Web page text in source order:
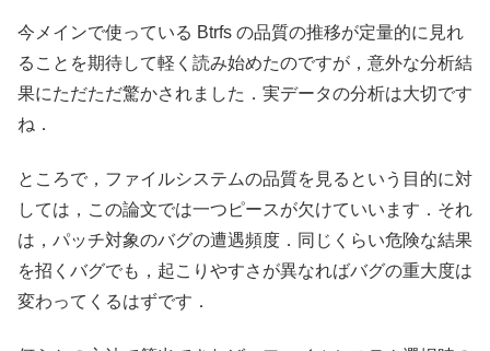
今メインで使っている Btrfs の品質の推移が定量的に見れ
ることを期待して軽く読み始めたのですが，意外な分析結
果にただただ驚かされました．実データの分析は大切です
ね．
ところで，ファイルシステムの品質を見るという目的に対
しては，この論文では一つピースが欠けていいます．それ
は，パッチ対象のバグの遭遇頻度．同じくらい危険な結果
を招くバグでも，起こりやすさが異なればバグの重大度は
変わってくるはずです．